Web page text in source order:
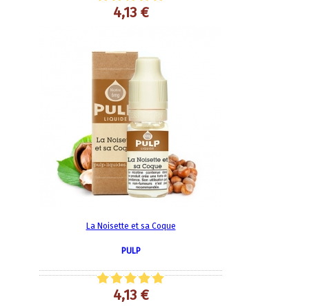
4,13 €
La Noisette et sa Coque
PULP
4,13 €